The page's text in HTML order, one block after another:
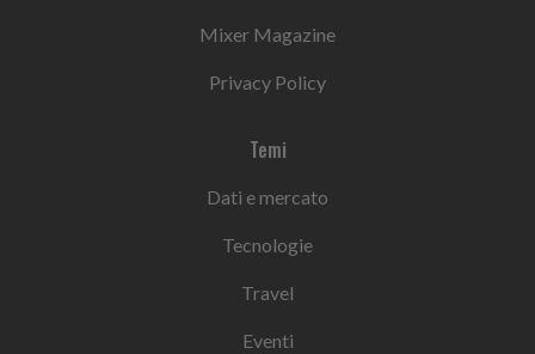
Mixer Magazine
Privacy Policy
Temi
Dati e mercato
Tecnologie
Travel
Eventi